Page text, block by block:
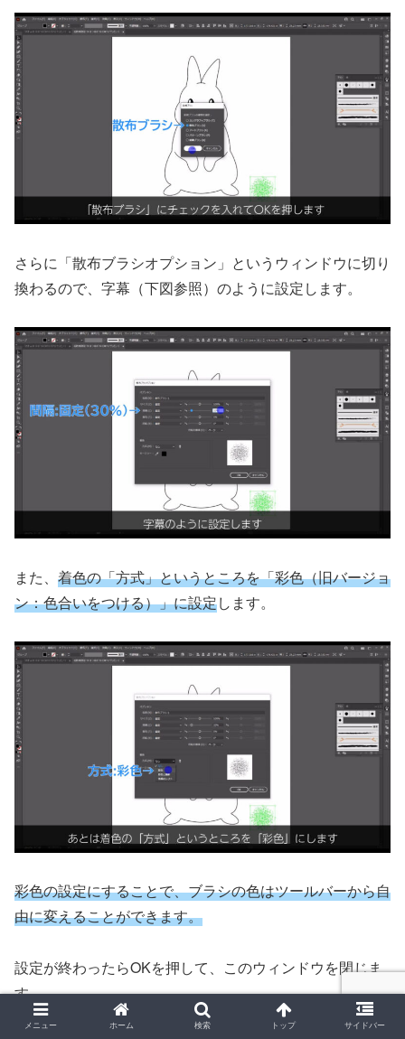
さらに「散布ブラシオプション」というウィンドウに切り
換わるので、字幕（下図参照）のように設定します。
また、 着色の「方式」というところを「彩色（旧バージョ
ン：色合いをつける）」に設定します。
彩色の設定にすることで、ブラシの色はツールバーから自
由に変えることができます。
設定が終わったらOKを押して、このウィンドウを閉じま
す。
メニュー ホーム 検索 トップ サイドバー